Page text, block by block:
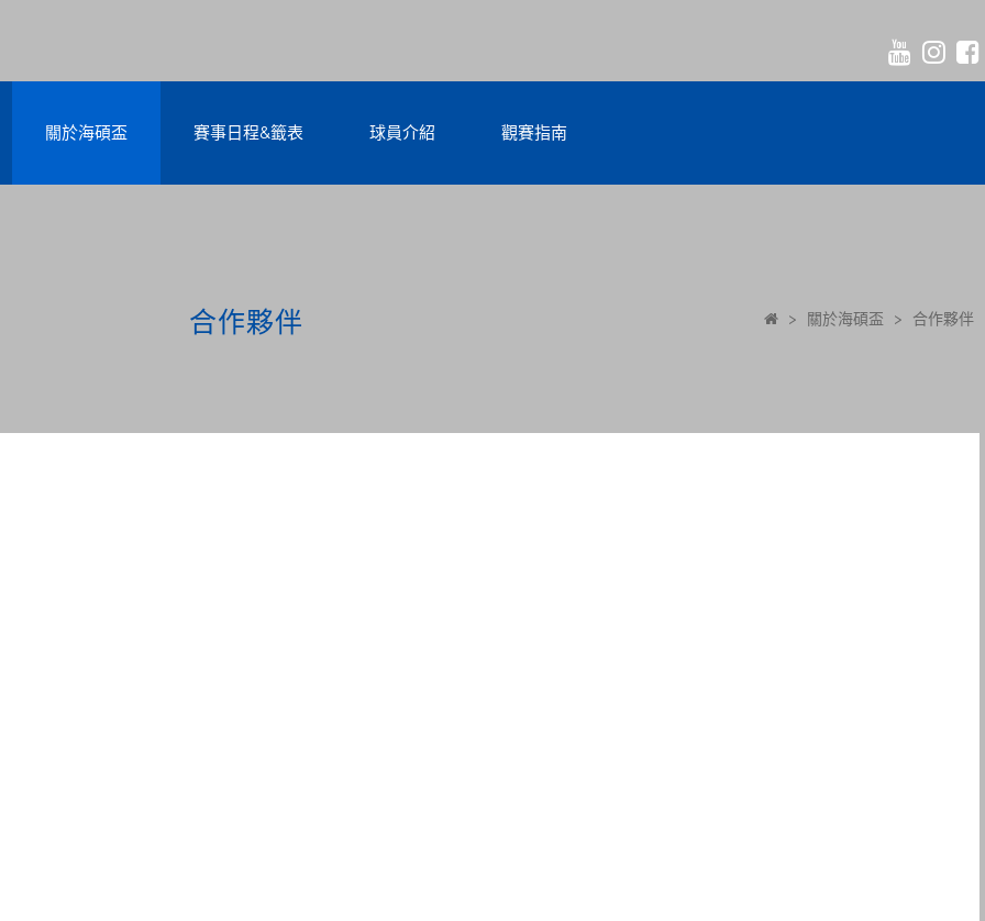
關於海碩盃 賽事日程&籤表 球員介紹 觀賽指南
合作夥伴 > 關於海碩盃 > 合作夥伴